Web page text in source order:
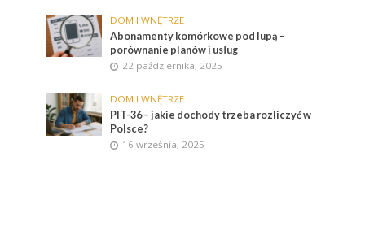
DOM I WNĘTRZE
Abonamenty komórkowe pod lupą –
porównanie planów i usług
22 października, 2025
DOM I WNĘTRZE
PIT-36 – jakie dochody trzeba rozliczyć w
Polsce?
16 września, 2025